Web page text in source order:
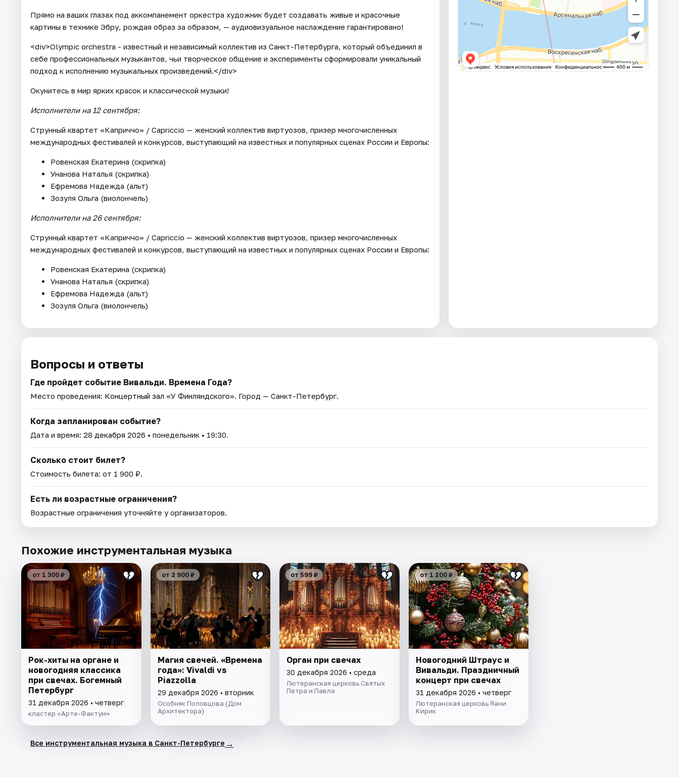
Прямо на ваших глазах под аккомпанемент оркестра художник будет создавать живые и красочные
картины в технике Эбру, рождая образ за образом, — аудиовизуальное наслаждение гарантировано!
<div>Olympic orchestra - известный и независимый коллектив из Санкт-Петербурга, который объединил в
себе профессиональных музыкантов, чьи творческое общение и эксперименты сформировали уникальный
подход к исполнению музыкальных произведений.</div>
Окунитесь в мир ярких красок и классической музыки!
Исполнители на 12 сентября:
Струнный квартет «Каприччо» / Capriccio — женский коллектив виртуозов, призер многочисленных
международных фестивалей и конкурсов, выступающий на известных и популярных сценах России и Европы:
Ровенская Екатерина (скрипка)
Унанова Наталья (скрипка)
Ефремова Надежда (альт)
Зозуля Ольга (виолончель)
Исполнители на 26 сентября:
Струнный квартет «Каприччо» / Capriccio — женский коллектив виртуозов, призер многочисленных
международных фестивалей и конкурсов, выступающий на известных и популярных сценах России и Европы:
Ровенская Екатерина (скрипка)
Унанова Наталья (скрипка)
Ефремова Надежда (альт)
Зозуля Ольга (виолончель)
Вопросы и ответы
Где пройдет событие Вивальди. Времена Года?
Место проведения: Концертный зал «У Финляндского». Город — Санкт-Петербург.
Когда запланирован событие?
Дата и время: 28 декабря 2026 • понедельник • 19:30.
Сколько стоит билет?
Стоимость билета: от 1 900 ₽.
Есть ли возрастные ограничения?
Возрастные ограничения уточняйте у организаторов.
Похожие инструментальная музыка
от 1 300 ₽
Рок-хиты на органе и
новогодняя классика
при свечах. Богемный
Петербург
31 декабря 2026 • четверг
кластер «Арте-Фактум»
от 2 900 ₽
Магия свечей. «Времена
года»: Vivaldi vs
Piazzolla
29 декабря 2026 • вторник
Особняк Половцова (Дом
Архитектора)
от 599 ₽
Орган при свечах
30 декабря 2026 • среда
Лютеранская церковь Святых
Петра и Павла
от 1 200 ₽
Новогодний Штраус и
Вивальди. Праздничный
концерт при свечах
31 декабря 2026 • четверг
Лютеранская церковь Яани
Кирик
Все инструментальная музыка в Санкт-Петербурге →